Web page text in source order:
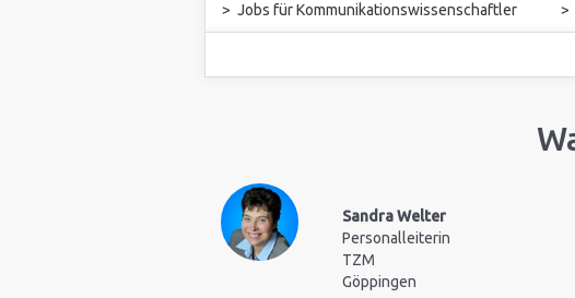
Jobs für Kommunikationswissenschaftler
Sandra Welter
Personalleiterin
TZM
Göppingen